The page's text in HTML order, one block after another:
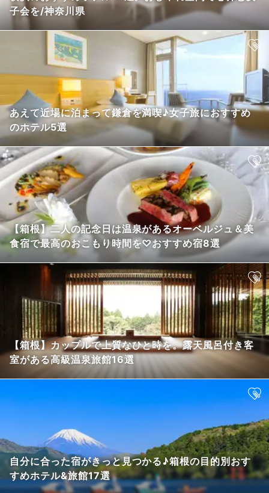
子会を/神奈川県
あえて近場に泊まって鎌倉を満喫♪女子旅におすすめ
のホテル5選
【箱根】二人の記念日は温泉があるオーベルジュ＆美
食宿で最高のおこもり時間を♡おすすめ宿8選
【箱根】カップルで上質なひと時を。露天風呂付き客
室がある高級温泉旅館16選
自分に合った宿がきっと見つかる♪箱根の目的別おす
すめホテル&旅館17選